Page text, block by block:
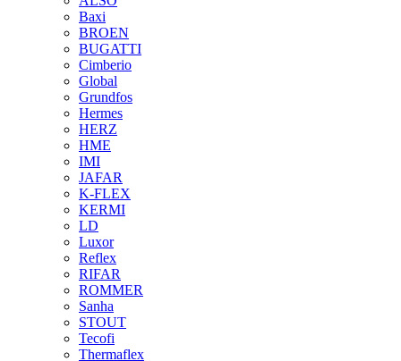
Baxi
BROEN
BUGATTI
Cimberio
Global
Grundfos
Hermes
HERZ
HME
IMI
JAFAR
K-FLEX
KERMI
LD
Luxor
Reflex
RIFAR
ROMMER
Sanha
STOUT
Tecofi
Thermaflex